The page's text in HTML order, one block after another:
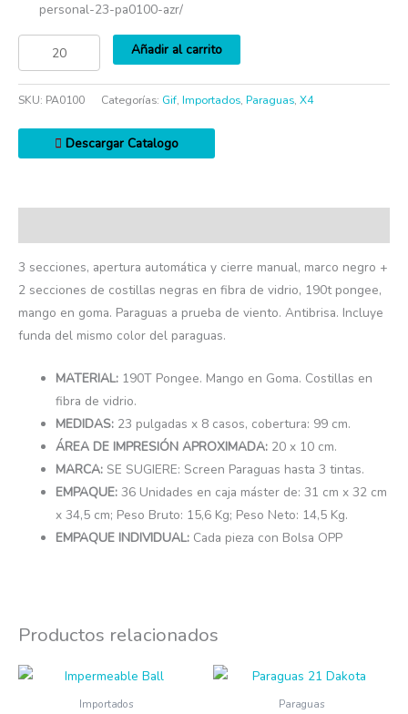
personal-23-pa0100-azr/
Añadir al carrito
SKU: PA0100 Categorías: Gif, Importados, Paraguas, X4
Descargar Catalogo
3 secciones, apertura automática y cierre manual, marco negro +
2 secciones de costillas negras en fibra de vidrio, 190t pongee,
mango en goma. Paraguas a prueba de viento. Antibrisa. Incluye
funda del mismo color del paraguas.
MATERIAL: 190T Pongee. Mango en Goma. Costillas en
fibra de vidrio.
MEDIDAS: 23 pulgadas x 8 casos, cobertura: 99 cm.
ÁREA DE IMPRESIÓN APROXIMADA: 20 x 10 cm.
MARCA: SE SUGIERE: Screen Paraguas hasta 3 tintas.
EMPAQUE:36 Unidades en caja máster de: 31 cm x 32 cm
x 34,5 cm; Peso Bruto: 15,6 Kg; Peso Neto: 14,5 Kg.
EMPAQUE INDIVIDUAL: Cada pieza con Bolsa OPP
Productos relacionados
Importados Paraguas